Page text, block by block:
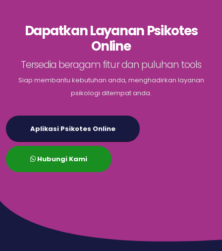
Dapatkan Layanan Psikotes
Online
Tersedia beragam fitur dan puluhan tools
Siap membantu kebutuhan anda, menghadirkan layanan
psikologi ditempat anda.
Aplikasi Psikotes Online
Hubungi Kami